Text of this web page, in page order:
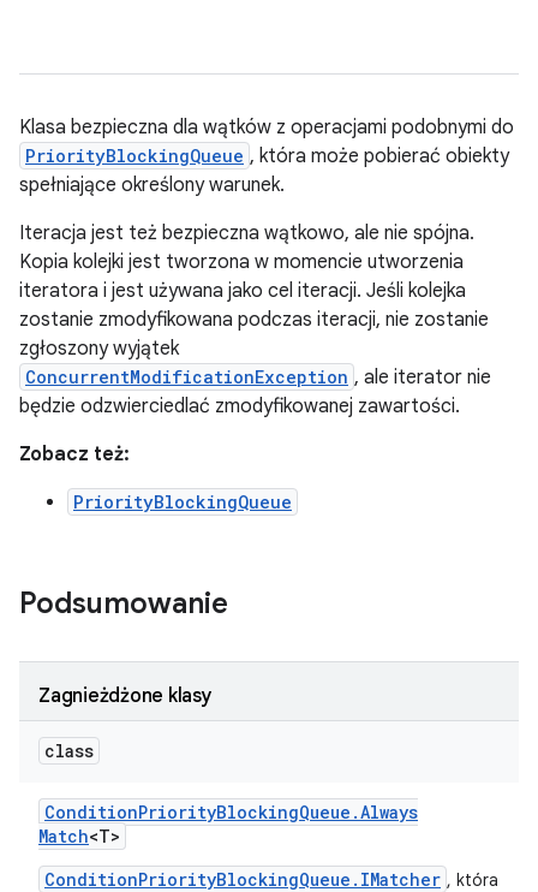
Klasa bezpieczna dla wątków z operacjami podobnymi do
PriorityBlockingQueue , która może pobierać obiekty
spełniające określony warunek.
Iteracja jest też bezpieczna wątkowo, ale nie spójna.
Kopia kolejki jest tworzona w momencie utworzenia
iteratora i jest używana jako cel iteracji. Jeśli kolejka
zostanie zmodyfikowana podczas iteracji, nie zostanie
zgłoszony wyjątek
ConcurrentModificationException , ale iterator nie
będzie odzwierciedlać zmodyfikowanej zawartości.
Zobacz też:
PriorityBlockingQueue
Podsumowanie
Zagnieżdżone klasy
class
ConditionPriorityBlockingQueue .Always
Match<T>
ConditionPriorityBlockingQueue.IMatcher , która